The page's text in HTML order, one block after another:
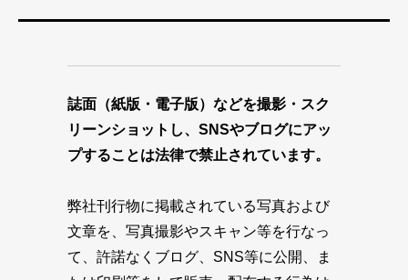
誌面（紙版・電子版）などを撮影・スク
リーンショットし、SNSやブログにアッ
プすることは法律で禁止されています。
弊社刊行物に掲載されている写真および
文章を、写真撮影やスキャン等を行なっ
て、許諾なくブログ、SNS等に公開、ま